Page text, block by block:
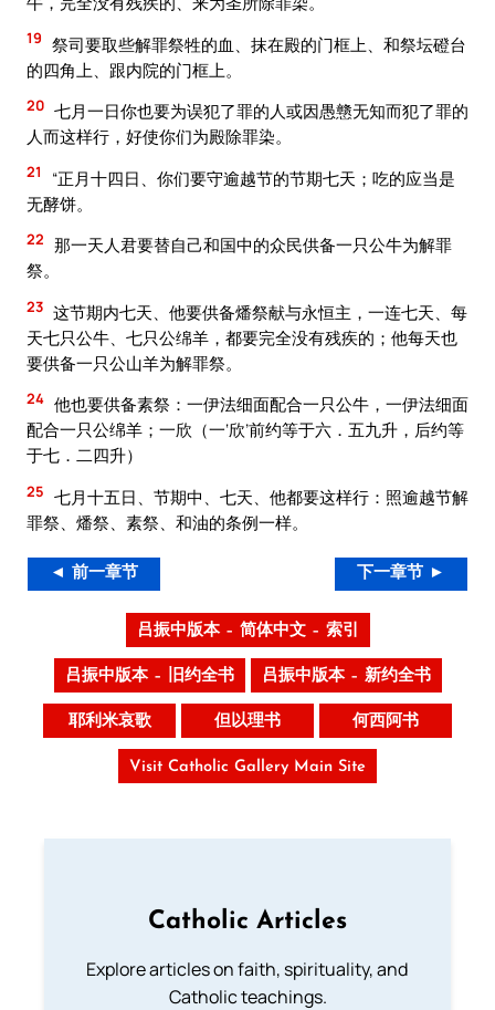
19 祭司要取些解罪祭牲的血、抹在殿的门框上、和祭坛磴台
的四角上、跟内院的门框上。
20 七月一日你也要为误犯了罪的人或因愚戆无知而犯了罪的
人而这样行，好使你们为殿除罪染。
21
“正月十四日、你们要守逾越节的节期七天；吃的应当是
无酵饼。
22 那一天人君要替自己和国中的众民供备一只公牛为解罪
祭。
23 这节期内七天、他要供备燔祭献与永恒主，一连七天、每
天七只公牛、七只公绵羊，都要完全没有残疾的；他每天也
要供备一只公山羊为解罪祭。
24 他也要供备素祭：一伊法细面配合一只公牛，一伊法细面
配合一只公绵羊；一欣（一‘欣’前约等于六．五九升，后约等
于七．二四升）
25 七月十五日、节期中、七天、他都要这样行：照逾越节解
罪祭、燔祭、素祭、和油的条例一样。
◄ 前一章节 下一章节 ►
吕振中版本 – 简体中文 – 索引
吕振中版本 – 旧约全书 吕振中版本 – 新约全书
耶利米哀歌 但以理书 何西阿书
Visit Catholic Gallery Main Site
Catholic Articles
Explore articles on faith, spirituality, and
Catholic teachings.